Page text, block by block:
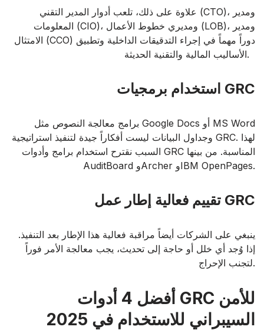
علاوة على ذلك، تلعب أدوار المدير التقني (CTO)، ومدير
المعلومات (CIO)، ومديري خطوط الأعمال (LOB)، ومدير
الامتثال (CCO) دوراً مهماً في إجراء التدقيقات الداخلية وتطبيق
الأساليب المالية والتقنية الحديثة.
استخدام برمجيات GRC
برامج معالجة النصوص مثل Google Docs أو MS Word
وجداول البيانات ليست أفكاراً جيدة لتنفيذ استراتيجية GRC. لهذا
السبب نقترح استخدام برامج وأدوات GRC المناسبة. من بينها
AuditBoard وArcher وIBM OpenPages.
تقييم فعالية إطار عمل GRC
ينبغي على الشركات أيضاً مراقبة فعالية هذا الإطار بعد التنفيذ.
إذا وُجد أي خلل أو حاجة إلى تحديث، يجب معالجة الأمر فوراً
لتجنب الإحراج.
أفضل 4 أدوات GRC للأمن
السيبراني للاستخدام في 2025